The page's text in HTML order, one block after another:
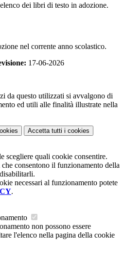
dei libri di testo in adozione.
nel corrente anno scolastico.
17-06-2026
da questo utilizzati si avvalgono di
ed utili alle finalità illustrate nella
Accetta tutti i cookies
scegliere quali cookie consentire.
consentono il funzionamento della
necessari al funzionamento potete
.
non possono essere
l'elenco nella pagina della cookie